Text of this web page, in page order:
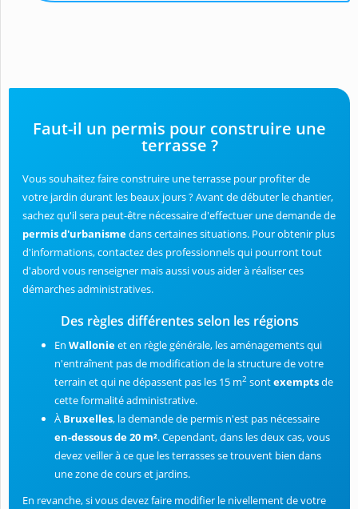
Faut-il un permis pour construire une
terrasse ?
Vous souhaitez faire construire une terrasse pour profiter de
votre jardin durant les beaux jours ? Avant de débuter le chantier,
sachez qu'il sera peut-être nécessaire d'effectuer une demande de
permis d'urbanismedans certaines situations. Pour obtenir plus
d'informations, contactez des professionnels qui pourront tout
d'abord vous renseigner mais aussi vous aider à réaliser ces
démarches administratives.
Des règles différentes selon les régions
En Wallonieet en règle générale, les aménagements qui
n'entraînent pas de modification de la structure de votre
terrain et qui ne dépassent pas les 15 m2 sontexemptsde
cette formalité administrative.
À Bruxelles, la demande de permis n'est pas nécessaire
en-dessous de 20 m². Cependant, dans les deux cas, vous
devez veiller à ce que les terrasses se trouvent bien dans
une zone de cours et jardins.
En revanche, si vous devez faire modifier le nivellement de votre